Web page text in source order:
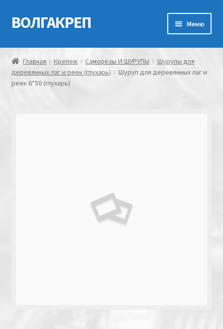
Перейти
к
Перейти
к
ВОЛГАКРЕП Меню
Главная
Контакты
Главная Крепеж Саморезы И ШУРУПЫ
Шурупы для
деревянных лаг и реек (глухарь)
Шуруп для деревянных лаг и
реек 6*50 (глухарь)